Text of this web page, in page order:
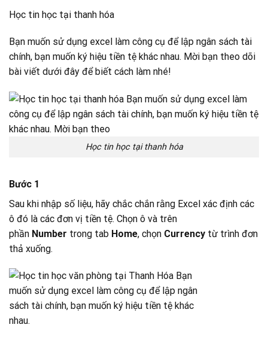
Học tin học tại thanh hóa
Bạn muốn sử dụng excel làm công cụ để lập ngân sách tài
chính, bạn muốn ký hiệu tiền tệ khác nhau. Mời bạn theo dõi
bài viết dưới đây để biết cách làm nhé!
Học tin học tại thanh hóa
Bước 1
Sau khi nhập số liệu, hãy chắc chắn rằng Excel xác định các
ô đó là các đơn vị tiền tệ. Chọn ô và trên
phần Number trong tab Home, chọn Currency từ trình đơn
thả xuống.